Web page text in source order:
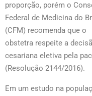
proporção, porém o
Federal de Medicina do
(CFM) recomenda que o
obstetra respeite a
cesariana eletiva pela
(Resolução 2144/2016).
Em um estudo na